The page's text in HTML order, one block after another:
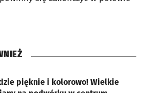
pięknie i kolorowo! Wielkie